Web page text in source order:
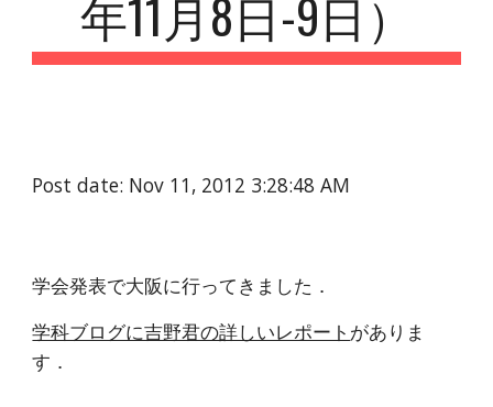
年11月8日-9日）
Post date: Nov 11, 2012 3:28:48 AM
学会発表で大阪に行ってきました．
学科ブログに吉野君の詳しいレポート がありま
す．